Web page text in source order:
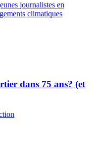
journalistes en
climatiques
dans 75 ans? (et